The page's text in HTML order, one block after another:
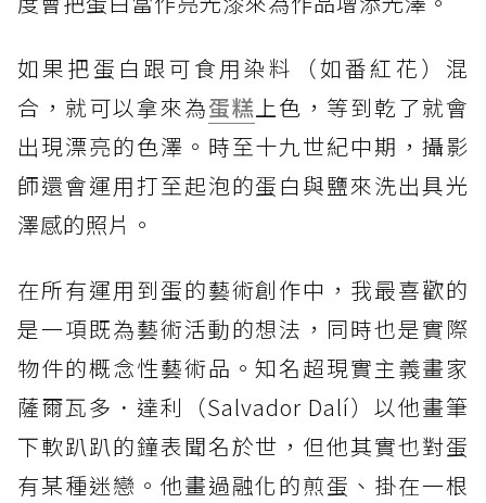
如果把蛋白跟可食用染料（如番紅花）混
合，就可以拿來為蛋糕上色，等到乾了就會
出現漂亮的色澤。時至十九世紀中期，攝影
師還會運用打至起泡的蛋白與鹽來洗出具光
澤感的照片。
在所有運用到蛋的藝術創作中，我最喜歡的
是一項既為藝術活動的想法，同時也是實際
物件的概念性藝術品。知名超現實主義畫家
薩爾瓦多．達利（Salvador Dalí）以他畫筆
下軟趴趴的鐘表聞名於世，但他其實也對蛋
有某種迷戀。他畫過融化的煎蛋、掛在一根